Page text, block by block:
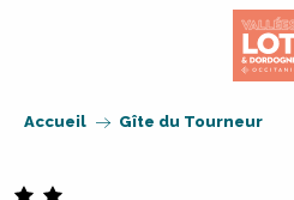
Accueil Gîte du Tourneur